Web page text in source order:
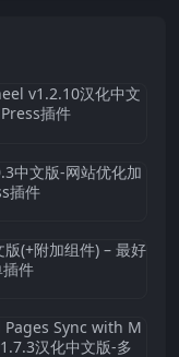
v1.2.10汉化中文
插件
中文版-网站优化加
插件
(+附加组件) – 最好
件
Sync with M
汉化中文版-多